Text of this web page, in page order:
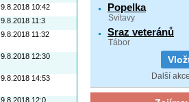
9.8.2018 10:42
9.8.2018 11:3
9.8.2018 11:32
9.8.2018 12:30
9.8.2018 14:53
9.8.2018 12:0
Popelka
Svitavy
Sraz veteránů
Tábor
Další